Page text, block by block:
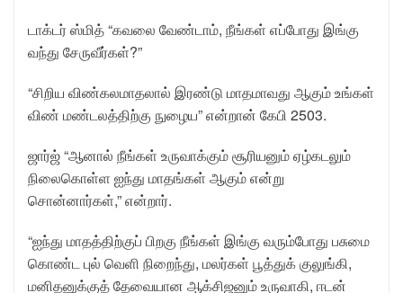
டாக்டர் ஸ்மித் “கவலை வேண்டாம், நீங்கள் எப்போது இங்கு
வந்து சேருவீர்கள்?”
“சிறிய விண்கலமாதலால் இரண்டு மாதமாவது ஆகும் உங்கள்
விண் மண்டலத்திற்கு நுழைய” என்றான் கேபி 2503.
ஜார்ஜ் “ஆனால் நீங்கள் உருவாக்கும் சூரியனும் ஏழ்கடலும்
நிலைகொள்ள ஐந்து மாதங்கள் ஆகும் என்று
சொன்னார்கள்,” என்றார்.
“ஐந்து மாதத்திற்குப் பிறகு நீங்கள் இங்கு வரும்போது பசுமை
கொண்ட புல் வெளி நிறைந்து, மலர்கள் பூத்துக் குலுங்கி,
மனிதனுக்குத் தேவையான ஆக்சிஜனும் உருவாகி, ஈடன்